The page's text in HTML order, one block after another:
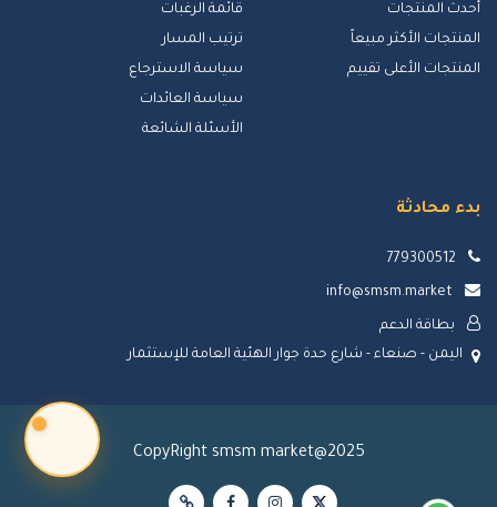
أحدث المنتجات
المنتجات الأكثر مبيعاً
المنتجات الأعلى تقييم
قائمة الرغبات
ترتيب المسار
سياسة الاسترجاع
سياسة العائدات
الأسئلة الشائعة
بدء محادثة
779300512
info@smsm.market
بطاقة الدعم
اليمن - صنعاء - شارع حدة جوار الهئية العامة للإستثمار
CopyRight smsm market@2025